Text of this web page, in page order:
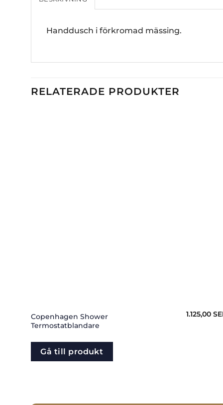
Handdusch i förkromad mässing.
RELATERADE PRODUKTER
Copenhagen Shower
Termostatblandare
1.125,00
Gå till produkt